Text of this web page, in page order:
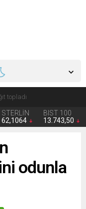
STERLİN
62,1064
BIST 100
13.743,50
odunla